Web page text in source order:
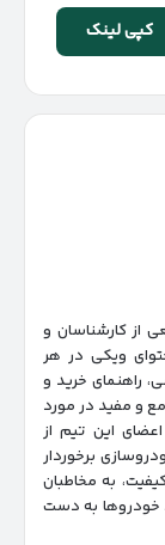
کپی لینک
از کارشناسان و
ویکی در هر
راهنمای خرید و
و مفید در مورد
این تیم از
برخوردار
به مخاطبان
خودروها به دست